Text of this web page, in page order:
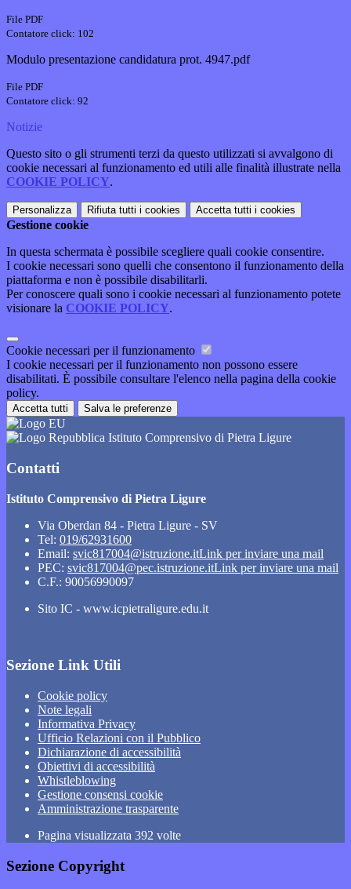
File PDF
Contatore click: 102
Modulo presentazione candidatura prot. 4947.pdf
File PDF
Contatore click: 92
Notizie
Questo sito o gli strumenti terzi da questo utilizzati si avvalgono di
cookie necessari al funzionamento ed utili alle finalità illustrate nella
COOKIE POLICY.
Personalizza Rifiuta tutti i cookies Accetta tutti i cookies
Gestione cookie
In questa schermata è possibile scegliere quali cookie consentire.
I cookie necessari sono quelli che consentono il funzionamento della
piattaforma e non è possibile disabilitarli.
Per conoscere quali sono i cookie necessari al funzionamento potete
visionare la COOKIE POLICY.
Cookie necessari per il funzionamento
I cookie necessari per il funzionamento non possono essere
disabilitati. È possibile consultare l'elenco nella pagina della cookie
policy.
Accetta tutti Salva le preferenze
Istituto Comprensivo di Pietra Ligure
Contatti
Istituto Comprensivo di Pietra Ligure
Via Oberdan 84 - Pietra Ligure - SV
Tel: 019/62931600
Email: svic817004@istruzione.itLink per inviare una mail
PEC: svic817004@pec.istruzione.itLink per inviare una mail
C.F.: 90056990097
Sito IC - www.icpietraligure.edu.it
Sezione Link Utili
Cookie policy
Note legali
Informativa Privacy
Ufficio Relazioni con il Pubblico
Dichiarazione di accessibilità
Obiettivi di accessibilità
Whistleblowing
Gestione consensi cookie
Amministrazione trasparente
Pagina visualizzata 392 volte
Sezione Copyright